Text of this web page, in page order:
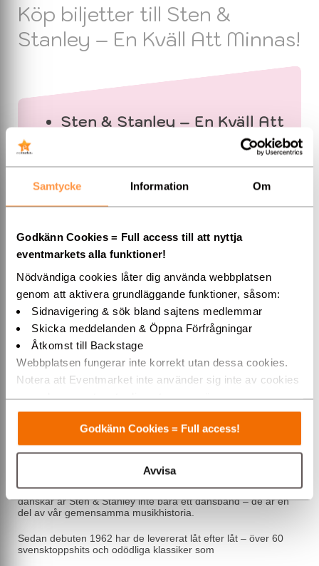
Samtycke Information Om
Godkänn Cookies = Full access till att nyttja
eventmarkets alla funktioner!
Nödvändiga cookies låter dig använda webbplatsen
genom att aktivera grundläggande funktioner, såsom:
Sidnavigering & sök bland sajtens medlemmar
Skicka meddelanden & Öppna Förfrågningar
Åtkomst till Backstage
Webbplatsen fungerar inte korrekt utan dessa cookies.
Notera att Eventmarket inte använder sig inte av cookies
som placeras ut av tredjepartsannonsörer.
Varmt välkommen till Eventmarket!
Godkänn Cookies = Full access!
Avvisa
Köp biljetter till Sten &
Stanley – En Kväll Att Minnas!
Sten & Stanley – En Kväll Att
Linköping 28 oktober 2026
Karlstad 15 november 2026
Köp biljetter HÄR!
Köp biljetter hos Ticketmaster till Sten & Stanley – En
Karlstad 15 november 2026.
Köp dina biljetter direkt via Ticketmaster.se
För biljettfrågor ring Ticketmasters callcenter på telefon 077-
170 70 70
Sten & Stanley – En Kväll Att Minnas!
En magisk afton med legendarerna Sten & Stanley
Säger du "Jag vill vara din, Margareta" – ja, då vet hela
Skandinavien precis vilka du menar.
För generationer av svenskar, norrmän, finländare och
danskar är Sten & Stanley inte bara ett dansband – de är en
del av vår gemensamma musikhistoria.
Sedan debuten 1962 har de levererat låt efter låt – över 60
svensktoppshits och odödliga klassiker som